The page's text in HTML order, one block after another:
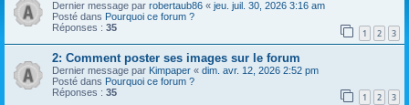
r
Dernier message par robertaub86 « jeu. juil. 30, 2026 3:16 am
Posté dans Pourquoi ce forum ?
Réponses : 35 1 2 3
2: Comment poster ses images sur le forum
Dernier message par Kimpaper « dim. avr. 12, 2026 2:52 pm
Posté dans Pourquoi ce forum ?
Réponses : 35 1 2 3